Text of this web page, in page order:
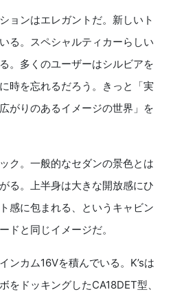
ョンはエレガントだ。新しいト
る。スペシャルティカーらしい
。多くのユーザーはシルビアを
時を忘れるだろう。きっと「実
がりのあるイメージの世界」を
ク。一般的なセダンの景色とは
る。上半身は大きな開放感にひ
感に包まれる、というキャビン
ドと同じイメージだ。
ンカム16Vを積んでいる。K’sは
をドッキングしたCA18DET型、